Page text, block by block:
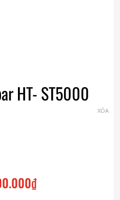
HT- ST5000
XÓA
₫